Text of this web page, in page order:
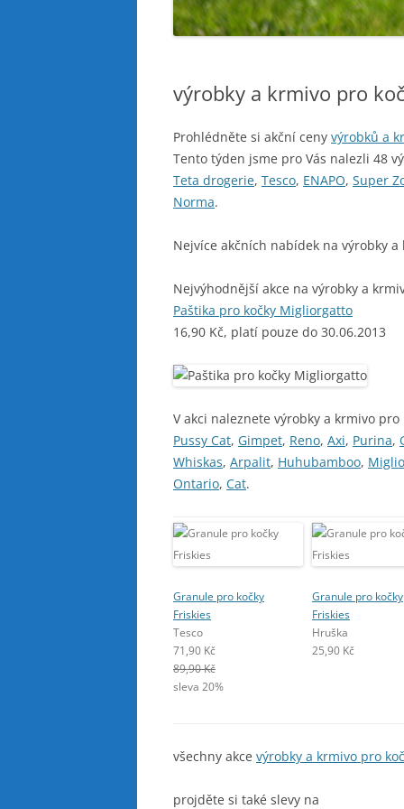
výrobky a krmivo pro
Prohlédněte si akční ceny výrobků a
Tento týden jsme pro Vás nalezli 48
Teta drogerie, Tesco, ENAPO, Super
Norma.
Nejvíce akčních nabídek na výrobky
Nejvýhodnější akce na výrobky a
Paštika pro kočky Migliorgatto
16,90 Kč, platí pouze do 30.06.2013
V akci naleznete výrobky a krmivo pro
Pussy Cat, Gimpet, Reno, Axi, Purina,
Whiskas, Arpalit, Huhubamboo,
Ontario, Cat.
Granule pro kočky
Friskies
Tesco
71,90 Kč
89,90 Kč
sleva 20%
Granule pro kočky
Friskies
Hruška
25,90 Kč
všechny akce výrobky a krmivo pro
projděte si také slevy na